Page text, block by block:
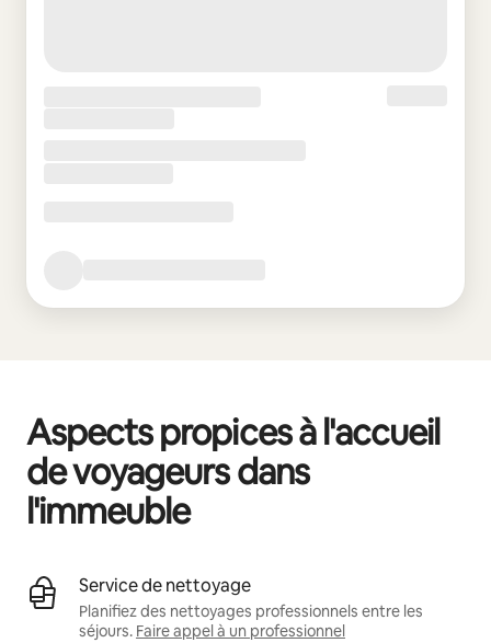
Aspects propices à l'accueil
de voyageurs dans
l'immeuble
Service de nettoyage
Planifiez des nettoyages professionnels entre les
séjours. Faire appel à un professionnel